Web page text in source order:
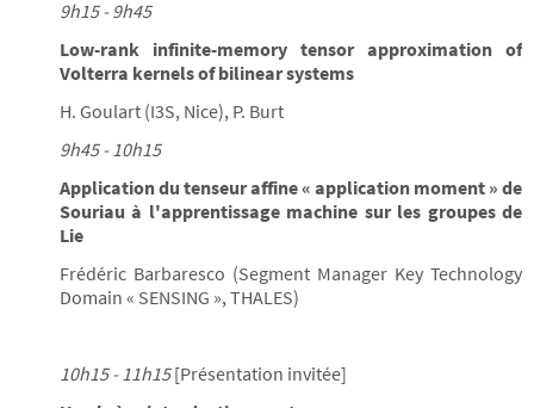
9h15 - 9h45
Low-rank infinite-memory tensor approximation of
Volterra kernels of bilinear systems
H. Goulart (I3S, Nice), P. Burt
9h45 - 10h15
Application du tenseur affine « application moment » de
Souriau à l'apprentissage machine sur les groupes de
Lie
Frédéric Barbaresco (Segment Manager Key Technology
Domain « SENSING », THALES)
10h15 - 11h15[Présentation invitée]